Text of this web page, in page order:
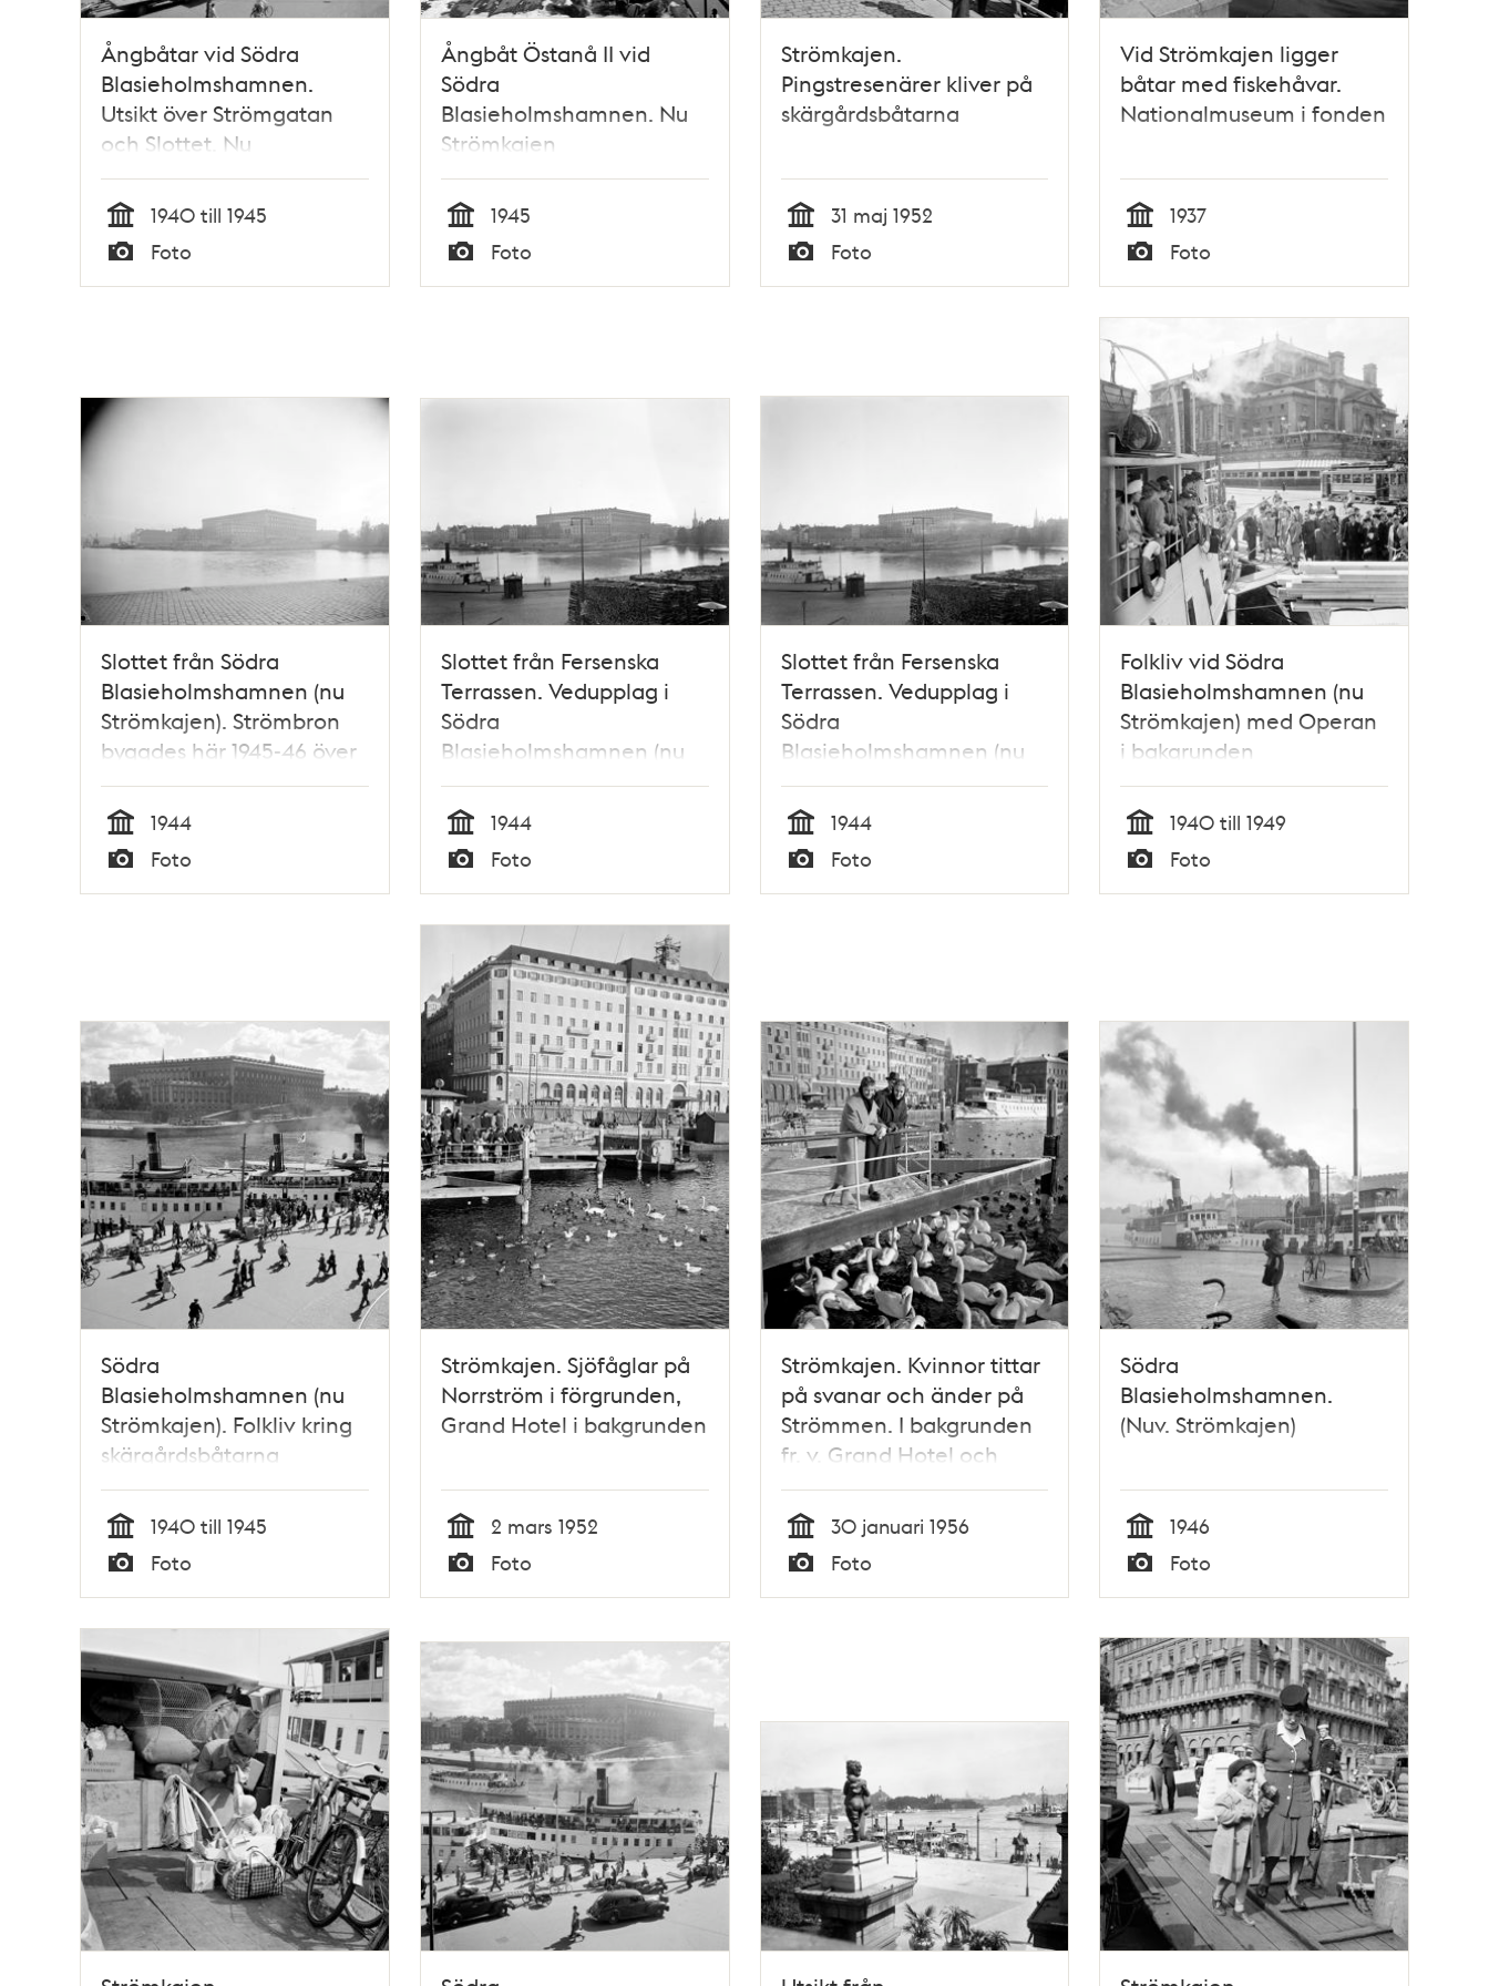
Ångbåtar vid Södra
Blasieholmshamnen.
Utsikt över Strömgatan
och Slottet. Nu
Strömkajen
Tid
1940 till 1945
Typ
Foto
Ångbåt Östanå II vid
Södra
Blasieholmshamnen. Nu
Strömkajen
Tid
1945
Typ
Foto
Strömkajen.
Pingstresenärer kliver på
skärgårdsbåtarna
Tid
31 maj 1952
Typ
Foto
Vid Strömkajen ligger
båtar med fiskehåvar.
Nationalmuseum i fonden
Tid
1937
Typ
Foto
Slottet från Södra
Blasieholmshamnen (nu
Strömkajen). Strömbron
byggdes här 1945-46 över
Norrström
Tid
1944
Typ
Foto
Slottet från Fersenska
Terrassen. Vedupplag i
Södra
Blasieholmshamnen (nu
Strömkajen)
Tid
1944
Typ
Foto
Slottet från Fersenska
Terrassen. Vedupplag i
Södra
Blasieholmshamnen (nu
Strömkajen)
Tid
1944
Typ
Foto
Folkliv vid Södra
Blasieholmshamnen (nu
Strömkajen) med Operan
i bakgrunden
Tid
1940 till 1949
Typ
Foto
Södra
Blasieholmshamnen (nu
Strömkajen). Folkliv kring
skärgårdsbåtarna
Tid
1940 till 1945
Typ
Foto
Strömkajen. Sjöfåglar på
Norrström i förgrunden,
Grand Hotel i bakgrunden
Tid
2 mars 1952
Typ
Foto
Strömkajen. Kvinnor tittar
på svanar och änder på
Strömmen. I bakgrunden
fr. v. Grand Hotel och
Bolinderska huset
(Kungliga
Automobilklubbens
föreningshus)
Tid
30 januari 1956
Typ
Foto
Södra
Blasieholmshamnen.
(Nuv. Strömkajen)
Tid
1946
Typ
Foto